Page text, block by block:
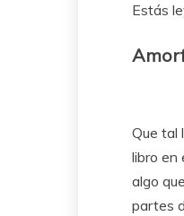
Estás
Que tal
libro en
algo
partes